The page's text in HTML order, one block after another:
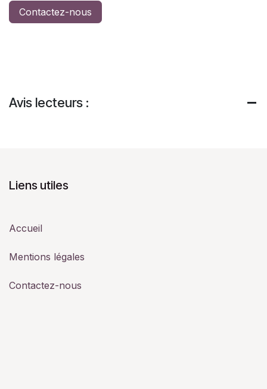
Contactez-nous
Avis lecteurs :
Liens utiles
Accueil
Mentions légales
Contactez-nous